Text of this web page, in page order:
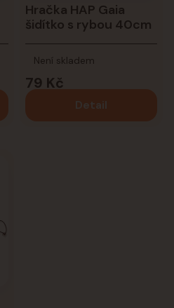
Hračka HAP Gaia
šidítko s rybou 40cm
79 Kč
Není skladem
Detail